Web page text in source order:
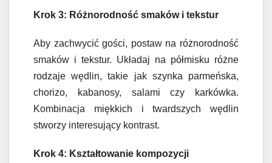
Krok 3: Różnorodność smaków i tekstur
Aby zachwycić gości, postaw na różnorodność
smaków i tekstur. Układaj na półmisku różne
rodzaje wędlin, takie jak szynka parmeńska,
chorizo, kabanosy, salami czy karkówka.
Kombinacja miękkich i twardszych wędlin
stworzy interesujący kontrast.
Krok 4: Kształtowanie kompozycji